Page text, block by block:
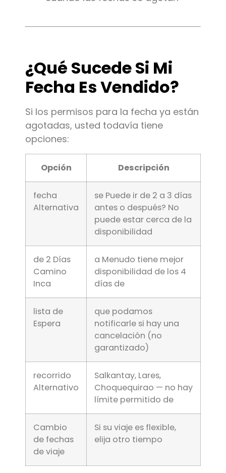
¿Qué Sucede Si Mi
Fecha Es Vendido?
Si los permisos para la fecha ya están
agotadas, usted todavía tiene
opciones:
Opción Descripción
fecha
Alternativa
se Puede ir de 2 a 3 días
antes o después? No
puede estar cerca de la
disponibilidad
de 2 Días
Camino
Inca
a Menudo tiene mejor
disponibilidad de los 4
días de
lista de
Espera
que podamos
notificarle si hay una
cancelación (no
garantizado)
recorrido
Alternativo
Salkantay, Lares,
Choquequirao — no hay
límite permitido de
Cambio
de fechas
de viaje
Si su viaje es flexible,
elija otro tiempo